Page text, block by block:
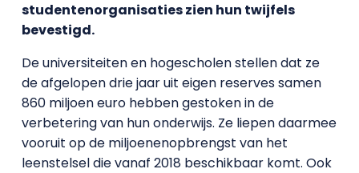
studentenorganisaties zien hun twijfels
bevestigd.
De universiteiten en hogescholen stellen dat ze
de afgelopen drie jaar uit eigen reserves samen
860 miljoen euro hebben gestoken in de
verbetering van hun onderwijs. Ze liepen daarmee
vooruit op de miljoenenopbrengst van het
leenstelsel die vanaf 2018 beschikbaar komt. Ook